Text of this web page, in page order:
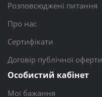
Розповсюджені питання
Про нас
Сертифікати
Договір публічної оферти
Особистий кабінет
Мої бажання